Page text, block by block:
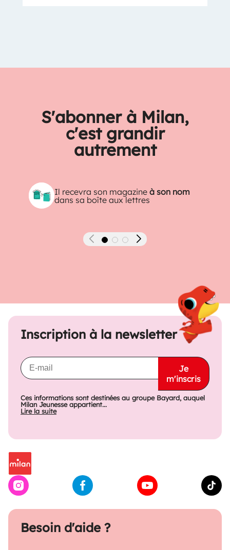
S'abonner à Milan,
c'est grandir
autrement
Il recevra son magazineà son nom
dans sa boîte aux lettres
Précédent Suivant
Besoin d'aide ?
Inscription à la newsletter
Je
m'inscris
Ces informations sont destinées au groupe Bayard, auquel
Milan Jeunesse appartient...
Lire la suite